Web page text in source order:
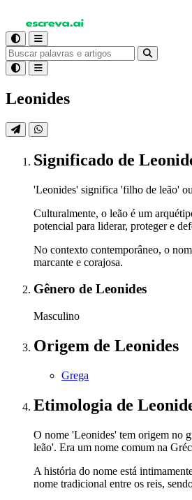
Leonides
Significado de
'Leonides' significa 'filho de leão'
Culturalmente, o leão é um
potencial para liderar, proteger e
No contexto contemporâneo, o
marcante e corajosa.
Gênero de Leonides
Masculino
Origem de Leonides
Grega
Etimologia de
O nome 'Leonides' tem origem no
leão'. Era um nome comum na
A história do nome está
nome tradicional entre os reis,